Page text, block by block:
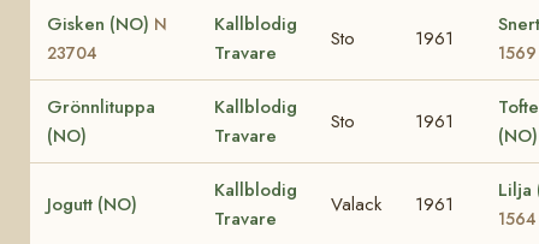
Gisken (NO) N
23704
Kallblodig
Travare
Sto 1961
1569
Grönnlituppa
(NO)
Kallblodig
Travare
Sto 1961
Jogutt (NO)
Kallblodig
Travare
Valack 1961
Lilja
1564